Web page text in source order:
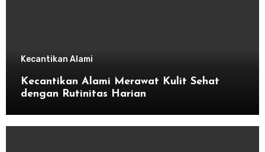
Kecantikan Alami
Kecantikan Alami Merawat Kulit Sehat
dengan Rutinitas Harian